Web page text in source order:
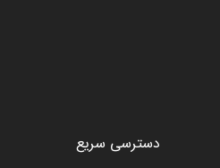
دسترسی سریع